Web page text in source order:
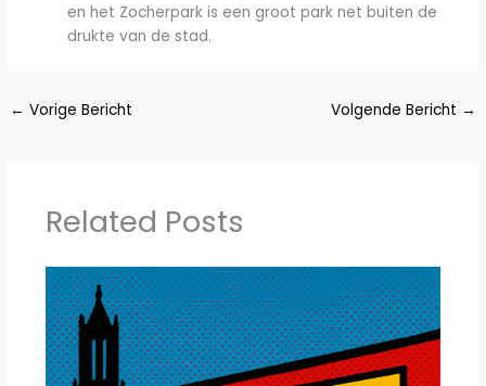
en het Zocherpark is een groot park net buiten de
drukte van de stad.
← Vorige Bericht Volgende Bericht →
Related Posts